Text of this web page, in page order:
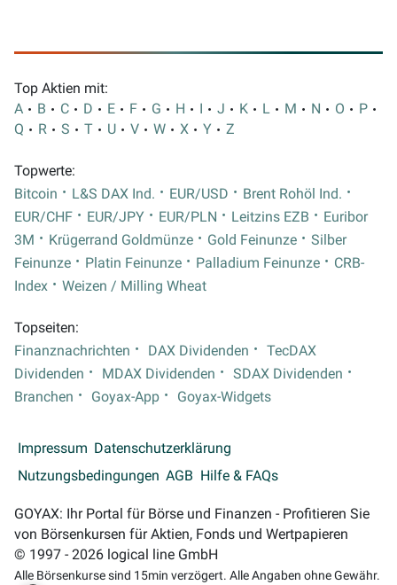
Top Aktien mit:
A
B C D E F G H I J K L M N O
P
Q
R S T U V W X Y Z
Topwerte:
Bitcoin
L&S DAX Ind. EUR/USD
Brent Rohöl Ind.
EUR/CHF
EUR/JPY EUR/PLN Leitzins EZB
Euribor
3M
Krügerrand Goldmünze Gold Feinunze
Silber
Feinunze
Platin Feinunze Palladium Feinunze
CRB-
Index
Weizen / Milling Wheat
Topseiten:
Finanznachrichten
DAX Dividenden
TecDAX
Dividenden
MDAX Dividenden
SDAX Dividenden
Branchen
Goyax-App Goyax-Widgets
Impressum Datenschutzerklärung
Nutzungsbedingungen AGB Hilfe & FAQs
GOYAX: Ihr Portal für Börse und Finanzen - Profitieren Sie
von Börsenkursen für Aktien, Fonds und Wertpapieren
© 1997 - 2026 logical line GmbH
Alle Börsenkurse sind 15min verzögert. Alle Angaben ohne Gewähr.